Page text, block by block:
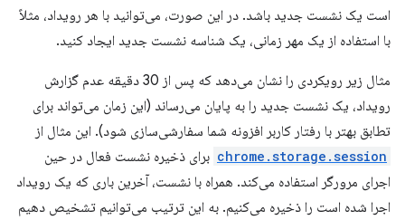
است یک نشست جدید باشد. در این صورت، می‌توانید با هر رویداد، مثلاً
با استفاده از یک مهر زمانی، یک شناسه نشست جدید ایجاد کنید.
مثال زیر رویکردی را نشان می‌دهد که پس از 30 دقیقه عدم گزارش
رویداد، یک نشست جدید را به پایان می‌رساند (این زمان می‌تواند برای
تطابق بهتر با رفتار کاربر افزونه شما سفارشی‌سازی شود). این مثال از
chrome.storage.session برای ذخیره نشست فعال در حین
اجرای مرورگر استفاده می‌کند. همراه با نشست، آخرین باری که یک رویداد
اجرا شده است را ذخیره می‌کنیم. به این ترتیب می‌توانیم تشخیص دهیم